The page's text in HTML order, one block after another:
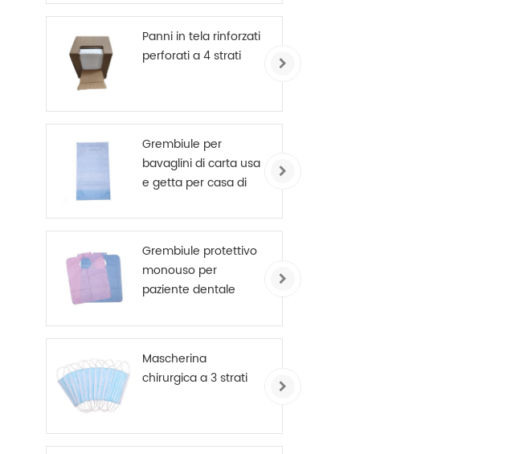
Panni in tela rinforzati
perforati a 4 strati
Grembiule per
bavaglini di carta usa
e getta per casa di
Grembiule protettivo
monouso per
paziente dentale
Mascherina
chirurgica a 3 strati